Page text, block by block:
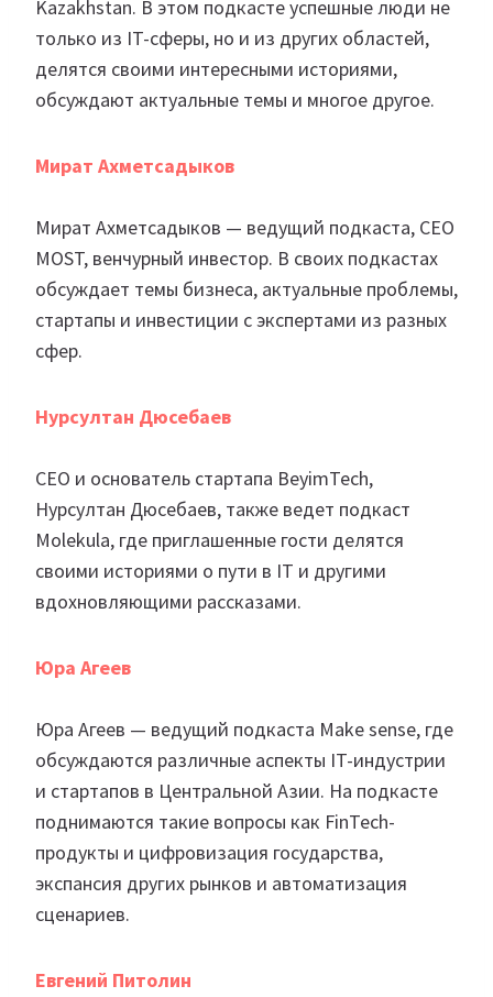
Kazakhstan. В этом подкасте успешные люди не
только из IT-сферы, но и из других областей,
делятся своими интересными историями,
обсуждают актуальные темы и многое другое.
Мират Ахметсадыков
Мират Ахметсадыков — ведущий подкаста, СЕО
MOST, венчурный инвестор. В своих подкастах
обсуждает темы бизнеса, актуальные проблемы,
стартапы и инвестиции с экспертами из разных
сфер.
Нурсултан Дюсебаев
CEO и основатель стартапа BeyimTech,
Нурсултан Дюсебаев, также ведет подкаст
Molekula, где приглашенные гости делятся
своими историями о пути в IT и другими
вдохновляющими рассказами.
Юра Агеев
Юра Агеев — ведущий подкаста Make sense, где
обсуждаются различные аспекты IT-индустрии
и стартапов в Центральной Азии. На подкасте
поднимаются такие вопросы как FinTech-
продукты и цифровизация государства,
экспансия других рынков и автоматизация
сценариев.
Евгений Питолин